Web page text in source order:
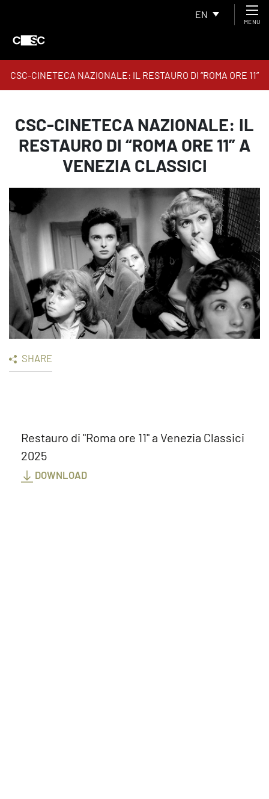
EN
MENU
CSC-CINETECA NAZIONALE: IL RESTAURO DI “ROMA ORE 11”
A VENEZIA CLASSICI
CSC-CINETECA NAZIONALE: IL
RESTAURO DI “ROMA ORE 11” A
VENEZIA CLASSICI
SHARE
Restauro di "Roma ore 11" a Venezia Classici
2025
DOWNLOAD